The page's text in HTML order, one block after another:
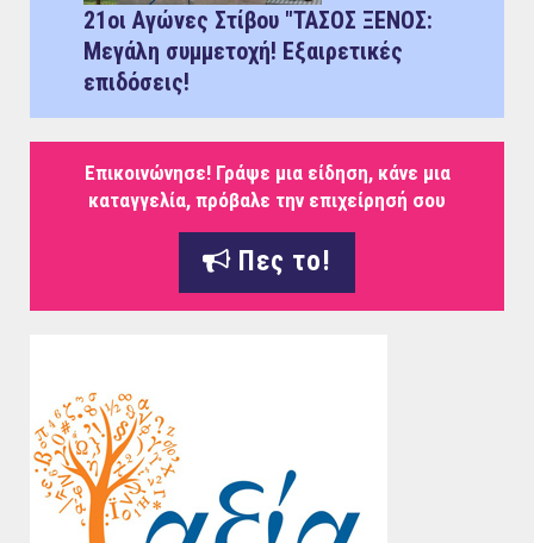
21οι Αγώνες Στίβου "ΤΑΣΟΣ ΞΕΝΟΣ:
Μεγάλη συμμετοχή! Εξαιρετικές
επιδόσεις!
Επικοινώνησε! Γράψε μια είδηση, κάνε μια
καταγγελία, πρόβαλε την επιχείρησή σου
Πες το!